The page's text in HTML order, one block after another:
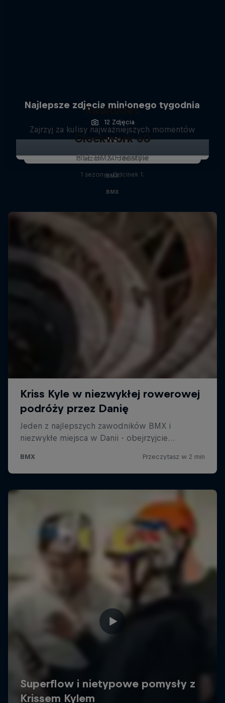
Najlepsze zdjęcia minionego tygodnia
12 Zdjęcia
BMX
Raditudes
Zajrzyj za kulisy najważniejszych momentów
świata BMX
3 sezon · 24 odcinków
BMX
Clockwork 60
FISE BMX Freestyle
1 sezony · Odcinek 1.
BMX